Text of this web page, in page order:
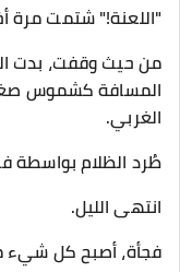
"اللعنة!" شتمت مرة
من حيث وقفت، بدت
المسافة كشموس
الغربي.
طُرد الظلام بواسطة
انتهى الليل.
فجأة، أصبح كل شيء